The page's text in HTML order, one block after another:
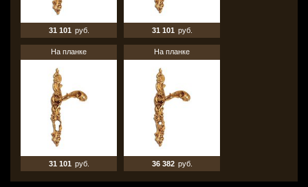
31 101 руб. 31 101 руб.
На планке
31 101 руб.
На планке
36 382 руб.